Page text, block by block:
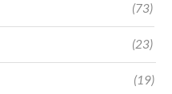
(73)
(23)
(19)